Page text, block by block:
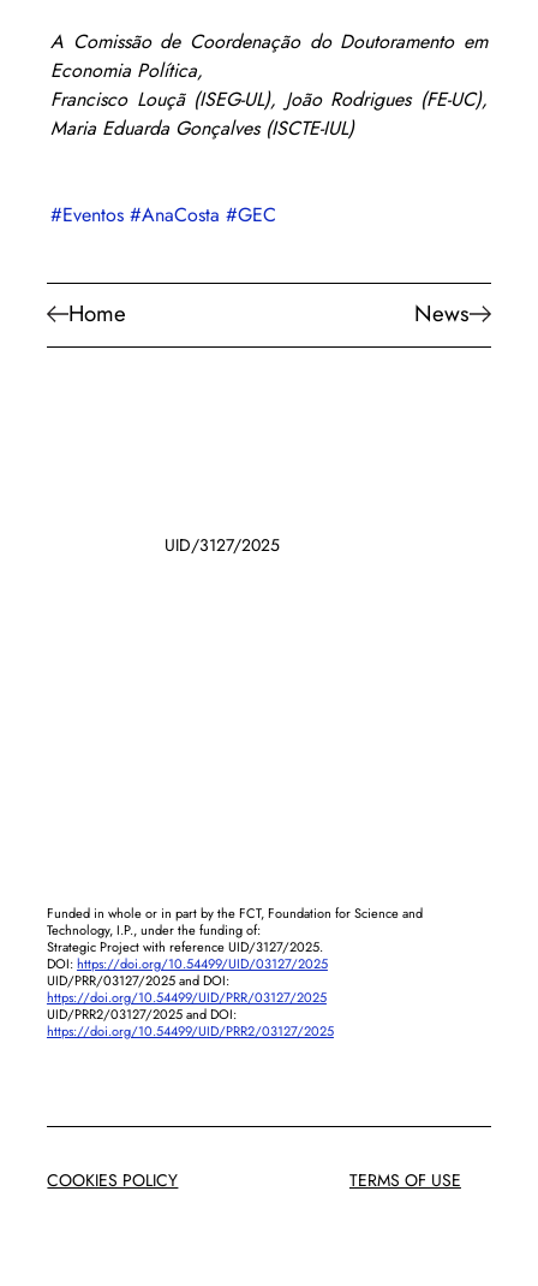
Home News
A Comissão de Coordenação do Doutoramento em
Economia Política,
Francisco Louçã (ISEG-UL), João Rodrigues (FE-UC),
Maria Eduarda Gonçalves (ISCTE-IUL)
#Eventos #AnaCosta #GEC
UID/3127/2025
Funded in whole or in part by the FCT, Foundation for Science and
Technology, I.P., under the funding of:
Strategic Project with reference UID/3127/2025.
DOI:https://doi.org/10.54499/UID/03127/2025
UID/PRR/03127/2025 and DOI:
https://doi.org/10.54499/UID/PRR/03127/2025
UID/PRR2/03127/2025 and DOI:
https://doi.org/10.54499/UID/PRR2/03127/2025
COOKIES POLICY TERMS OF USE